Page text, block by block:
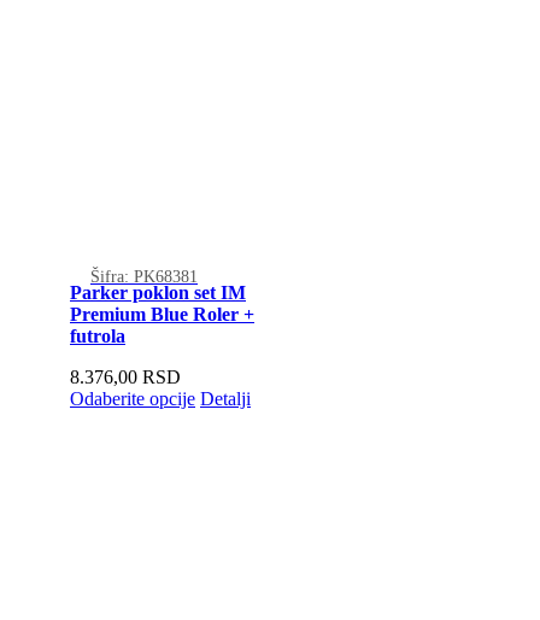
Šifra: PK68381
Parker poklon set IM
Premium Blue Roler +
futrola
8.376,00 RSD
Odaberite opcije Detalji